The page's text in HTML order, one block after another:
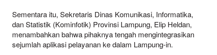
Sementara itu, Sekretaris Dinas Komunikasi, Informatika,
dan Statistik (Kominfotik) Provinsi Lampung, Elip Heldan,
menambahkan bahwa pihaknya tengah mengintegrasikan
sejumlah aplikasi pelayanan ke dalam Lampung-in.